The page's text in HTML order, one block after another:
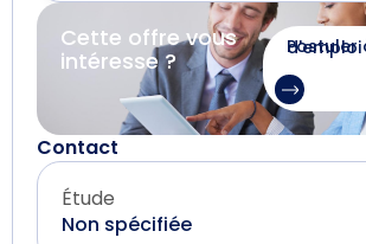
Cette offre vous
intéresse ?
Postuler à l'offre d'emploi
Contact
Étude
Non spécifiée